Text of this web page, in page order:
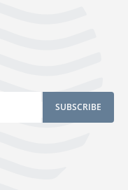
SUBSCRIBE